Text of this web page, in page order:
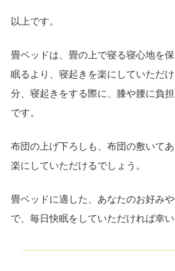
以上です。
畳ベッドは、畳の上で寝る寝心地を
眠るより、寝起きを楽にしていただ
分、寝起きをする際に、膝や腰に負
です。
布団の上げ下ろしも、布団の敷いてあ
楽にしていただけるでしょう。
畳ベッドに適した、あなたのお好み
で、毎日快眠をしていただければ幸い